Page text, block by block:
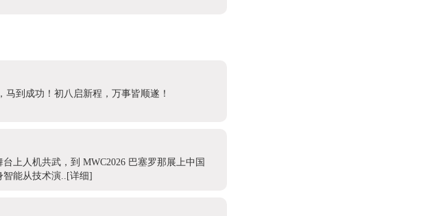
到成功！初八启新程，万事皆顺遂！
上人机共武，到 MWC2026 巴塞罗那展上中国
智能从技术演.. [详细]